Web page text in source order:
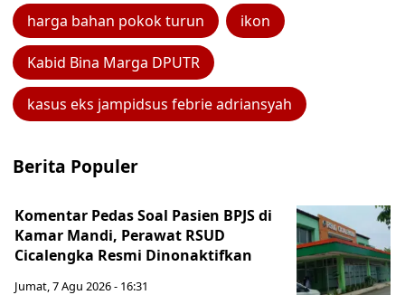
harga bahan pokok turun ikon
Kabid Bina Marga DPUTR
kasus eks jampidsus febrie adriansyah
Berita Populer
Komentar Pedas Soal Pasien BPJS di
Kamar Mandi, Perawat RSUD
Cicalengka Resmi Dinonaktifkan
Jumat, 7 Agu 2026 - 16:31